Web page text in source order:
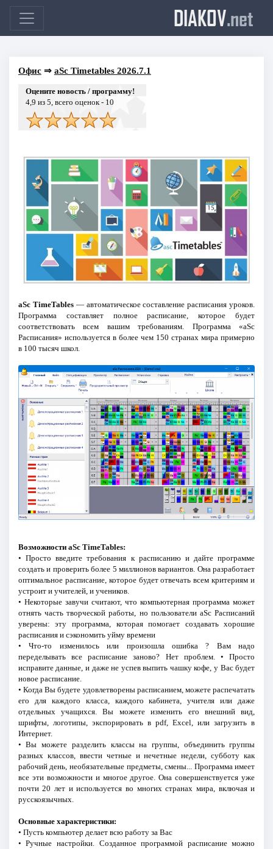
DIAKOV.net
Офис⇒ aSc Timetables 2026.7.1
Оцените новость / программу!
4,9 из 5, всего оценок - 10
aSc TimeTables— автоматическое составление расписания уроков.
Программа составляет полное расписание, которое будет
соответствовать всем вашим требованиям. Программа «aSc
Расписания» используется в более чем 150 странах мира примерно
в 100 тысяч школ.
Возможности aSc TimeTables:
• Просто введите требования к расписанию и дайте программе
создать и проверить более 5 миллионов вариантов. Она разработает
оптимальное расписание, которое будет отвечать всем критериям и
устроит и учителей, и учеников.
• Некоторые завучи считают, что компьютерная программа может
отнять часть творческой работы, но пользователи aSc Расписаний
уверены: эту программа, которая помогает создавать хорошие
расписания и сэкономить уйму времени
• Что-то изменилось или произошла ошибка ? Вам надо
переделывать все расписание заново? Нет проблем. • Просто
исправите данные, и даже не успев выпить чашку кофе, у Вас будет
новое расписание.
• Когда Вы будете удовлетворены расписанием, можете распечатать
его для каждого класса, каждого кабинета, учителя или даже
отдельных учащихся. Вы можете изменить его внешний вид,
шрифты, логотипы, экспорировать в pdf, Excel, или загрузить в
Интернет.
• Вы можете разделить классы на группы, объединить группы
разных классов, ввести четные и нечетные недели, субботу как
рабочий день, необязательные предметы, смены... Программа имеет
все эти возможности и многое другое. Она совершенствуется уже
почти 20 лет и используется во многих странах мира, включая и
русскоязычных.
Основные характеристики:
• Пусть компьютер делает всю работу за Вас
• Ручные настройки. Созданное программой расписание можно